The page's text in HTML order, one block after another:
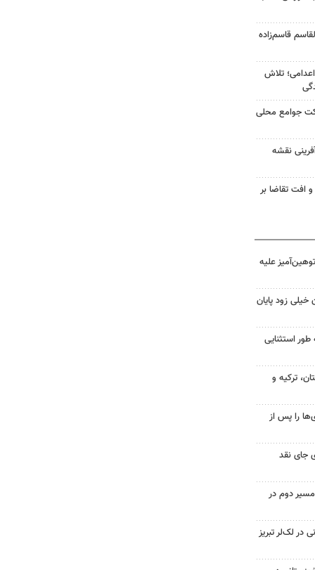
قاسم‌زاده
تلاش
جوامع محلی
نقشه
افت تقاضا بر
علیه
خیلی زود پایان
طور استثنایی
ترکیه و
را پس از
جای نقد
دوم در
لک‌لر تبریز